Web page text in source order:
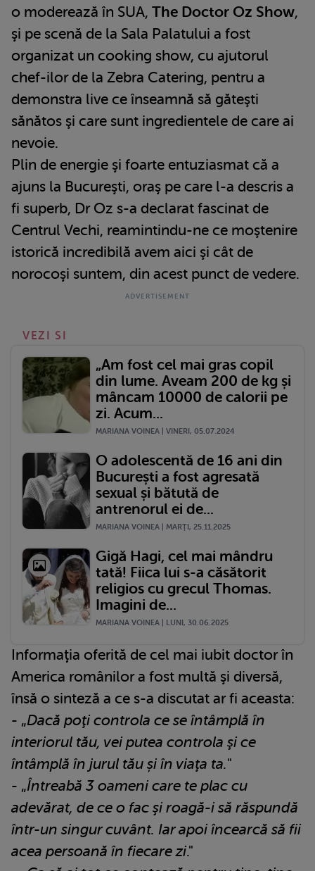
o moderează în SUA, The Doctor Oz Show,
şi pe scenă de la Sala Palatului a fost
organizat un cooking show, cu ajutorul
chef-ilor de la Zebra Catering, pentru a
demonstra live ce înseamnă să găteşti
sănătos şi care sunt ingredientele de care ai
nevoie.
Plin de energie şi foarte entuziasmat că a
ajuns la Bucureşti, oraş pe care l-a descris a
fi superb, Dr Oz s-a declarat fascinat de
Centrul Vechi, reamintindu-ne ce moştenire
istorică incredibilă avem aici şi cât de
norocoşi suntem, din acest punct de vedere.
VEZI SI
„Am fost cel mai gras copil
din lume. Aveam 200 de kg și
mâncam 10000 de calorii pe
zi. Acum...
MARIANA VOINEA | VINERI, 05.07.2024
O adolescentă de 16 ani din
București a fost agresată
sexual și bătută de
antrenorul ei de...
MARIANA VOINEA | MARŢI, 25.11.2025
Gigă Hagi, cel mai mândru
tată! Fiica lui s-a căsătorit
religios cu grecul Thomas.
Imagini de...
MARIANA VOINEA | LUNI, 30.06.2025
Informaţia oferită de cel mai iubit doctor în
America românilor a fost multă şi diversă,
însă o sinteză a ce s-a discutat ar fi aceasta:
- „Dacă poţi controla ce se întâmplă în
interiorul tău, vei putea controla şi ce
întâmplă în jurul tău și în viaţa ta."
- „Întreabă 3 oameni care te plac cu
adevărat, de ce o fac şi roagă-i să răspundă
într-un singur cuvânt. Iar apoi încearcă să fii
acea persoană în fiecare zi."